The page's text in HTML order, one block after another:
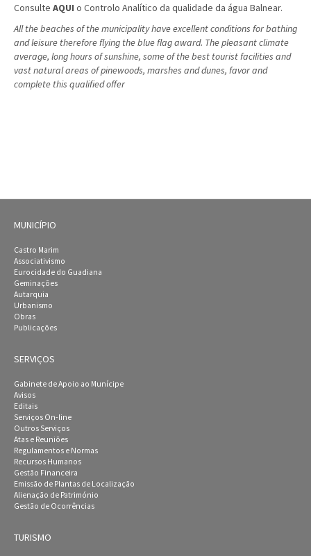
Consulte AQUI o Controlo Analítico da qualidade da água Balnear.
All the beaches of the municipality have excellent conditions for bathing
and leisure therefore flying the blue flag award. The pleasant climate
average, long hours of sunshine, some of the best tourist facilities and
vast natural areas of pinewoods, marshes and dunes, favor and
complete this qualified offer
MUNICÍPIO
Castro Marim
Associativismo
Eurocidade do Guadiana
Geminações
Autarquia
Urbanismo
Obras
Publicações
SERVIÇOS
Gabinete de Apoio ao Munícipe
Avisos
Editais
Serviços On-line
Outros Serviços
Atas e Reuniões
Regulamentos e Normas
Recursos Humanos
Gestão Financeira
Emissão de Plantas de Localização
Alienação de Património
Gestão de Ocorrências
TURISMO